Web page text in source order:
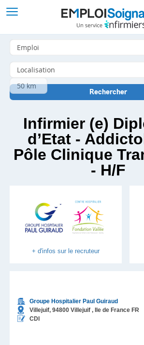
Infirmier (e)
d’Etat -
Pôle Clinique
- H/F
+ d'infos sur le recruteur
Groupe Hospitalier Paul Guiraud
Villejuif, 94800 Villejuif , Ile de France FR
CDI